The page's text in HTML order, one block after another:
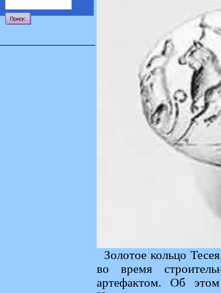
Золотое кольцо
во время
артефактом. Об этом